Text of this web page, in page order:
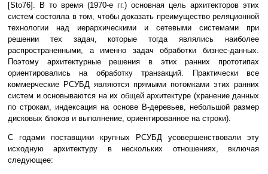
[Sto76]. В то время (1970-е гг.) основная цель архитекторов этих
систем состояла в том, чтобы доказать преимущество реляционной
технологии над иерархическими и сетевыми системами при
решении тех задач, которые тогда являлись наиболее
распространенными, а именно задач обработки бизнес-данных.
Поэтому архитектурные решения в этих ранних прототипах
ориентировались на обработку транзакций. Практически все
коммерческие РСУБД являются прямыми потомками этих ранних
систем и основываются на их общей архитектуре (хранение данных
по строкам, индексация на основе B-деревьев, небольшой размер
дисковых блоков и выполнение, ориентированное на строки).
С годами поставщики крупных РСУБД усовершенствовали эту
исходную архитектуру в нескольких отношениях, включая
следующее: